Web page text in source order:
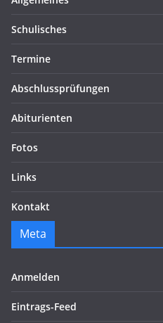
Schulisches
Termine
Abschlussprüfungen
Abiturienten
Fotos
Links
Kontakt
Meta
Anmelden
Eintrags-Feed